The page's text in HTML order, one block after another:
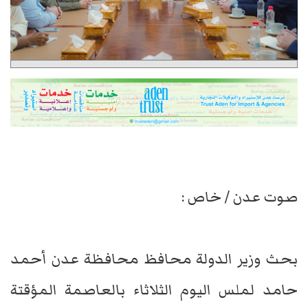
صوت عدن / خاص :
بحث وزير الدولة محافظ محافظة عدن أحمد
حامد لملس اليوم الثلاثاء بالعاصمة المؤقتة